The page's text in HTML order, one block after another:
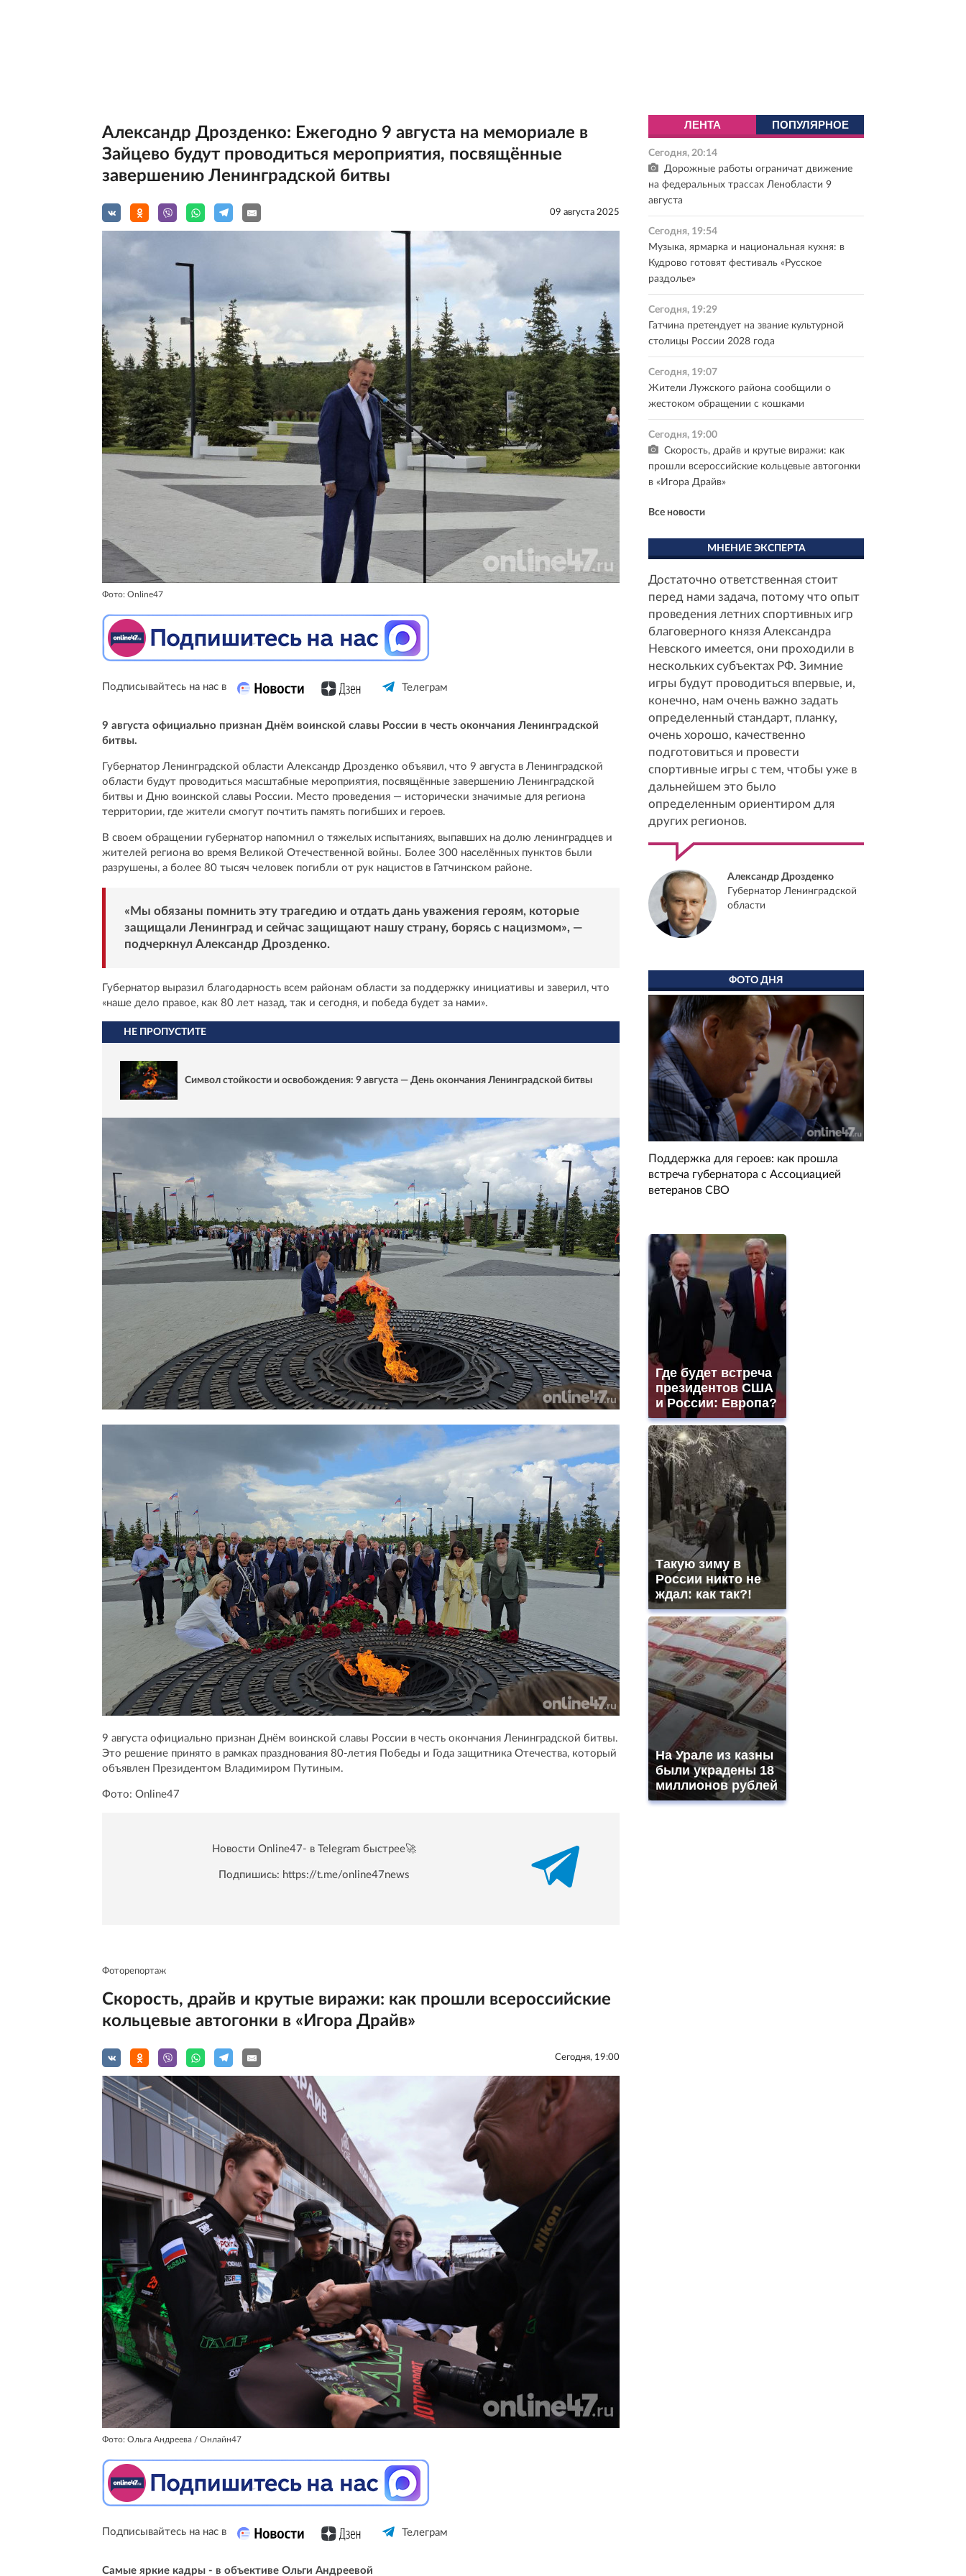
Александр Дрозденко: Ежегодно 9 августа на мемориале в
Зайцево будут проводиться мероприятия, посвящённые
завершению Ленинградской битвы
09 августа 2025
Фото: Online47
Подписывайтесь на нас в Телеграм
9 августа официально признан Днём воинской славы России в честь окончания Ленинградской
битвы.
Губернатор Ленинградской области Александр Дрозденко объявил, что 9 августа в Ленинградской
области будут проводиться масштабные мероприятия, посвящённые завершению Ленинградской
битвы и Дню воинской славы России. Место проведения — исторически значимые для региона
территории, где жители смогут почтить память погибших и героев.
В своем обращении губернатор напомнил о тяжелых испытаниях, выпавших на долю ленинградцев и
жителей региона во время Великой Отечественной войны. Более 300 населённых пунктов были
разрушены, а более 80 тысяч человек погибли от рук нацистов в Гатчинском районе.
«Мы обязаны помнить эту трагедию и отдать дань уважения героям, которые
защищали Ленинград и сейчас защищают нашу страну, борясь с нацизмом», —
подчеркнул Александр Дрозденко.
Губернатор выразил благодарность всем районам области за поддержку инициативы и заверил, что
«наше дело правое, как 80 лет назад, так и сегодня, и победа будет за нами».
НЕ ПРОПУСТИТЕ
Символ стойкости и освобождения: 9 августа — День окончания Ленинградской битвы
9 августа официально признан Днём воинской славы России в честь окончания Ленинградской битвы.
Это решение принято в рамках празднования 80-летия Победы и Года защитника Отечества, который
объявлен Президентом Владимиром Путиным.
Фото: Online47
Новости Online47- в Telegram быстрее🚀
Подпишись: https://t.me/online47news
Фоторепортаж
Скорость, драйв и крутые виражи: как прошли всероссийские
кольцевые автогонки в «Игора Драйв»
Сегодня, 19:00
Фото: Ольга Андреева / Онлайн47
Подписывайтесь на нас в Телеграм
Самые яркие кадры - в объективе Ольги Андреевой
ЛЕНТА ПОПУЛЯРНОЕ
Сегодня, 20:14
Дорожные работы ограничат движение
на федеральных трассах Ленобласти 9
августа
Сегодня, 19:54
Музыка, ярмарка и национальная кухня: в
Кудрово готовят фестиваль «Русское
раздолье»
Сегодня, 19:29
Гатчина претендует на звание культурной
столицы России 2028 года
Сегодня, 19:07
Жители Лужского района сообщили о
жестоком обращении с кошками
Сегодня, 19:00
Скорость, драйв и крутые виражи: как
прошли всероссийские кольцевые автогонки
в «Игора Драйв»
Все новости
МНЕНИЕ ЭКСПЕРТА
Достаточно ответственная стоит
перед нами задача, потому что опыт
проведения летних спортивных игр
благоверного князя Александра
Невского имеется, они проходили в
нескольких субъектах РФ. Зимние
игры будут проводиться впервые, и,
конечно, нам очень важно задать
определенный стандарт, планку,
очень хорошо, качественно
подготовиться и провести
спортивные игры с тем, чтобы уже в
дальнейшем это было
определенным ориентиром для
других регионов.
Александр Дрозденко
Губернатор Ленинградской
области
ФОТО ДНЯ
Поддержка для героев: как прошла
встреча губернатора с Ассоциацией
ветеранов СВО
Где будет встреча
президентов США
и России: Европа?
Такую зиму в
России никто не
ждал: как так?!
На Урале из казны
были украдены 18
миллионов рублей